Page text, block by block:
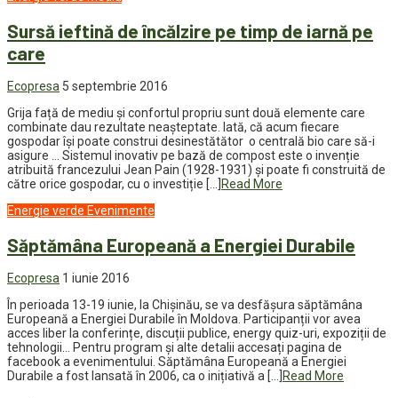
Sursă ieftină de încălzire pe timp de iarnă pe
care
Ecopresa 5 septembrie 2016
Grija față de mediu și confortul propriu sunt două elemente care
combinate dau rezultate neașteptate. Iată, că acum fiecare
gospodar își poate construi desinestătător o centrală bio care să-i
asigure … Sistemul inovativ pe bază de compost este o invenție
atribuită francezului Jean Pain (1928-1931) și poate fi construită de
către orice gospodar, cu o investiție […] Read More
Energie verde Evenimente
Săptămâna Europeană a Energiei Durabile
Ecopresa 1 iunie 2016
În perioada 13-19 iunie, la Chișinău, se va desfășura săptămâna
Europeană a Energiei Durabile în Moldova. Participanții vor avea
acces liber la conferințe, discuții publice, energy quiz-uri, expoziții de
tehnologii… Pentru program și alte detalii accesați pagina de
facebook a evenimentului. Săptămâna Europeană a Energiei
Durabile a fost lansată în 2006, ca o inițiativă a […]
Read More